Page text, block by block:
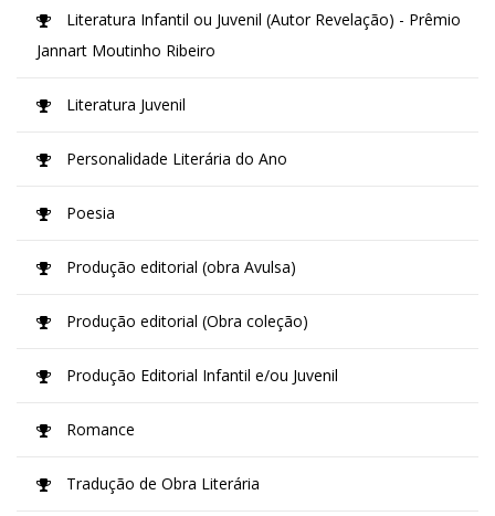
Literatura Infantil ou Juvenil (Autor Revelação) - Prêmio
Jannart Moutinho Ribeiro
Literatura Juvenil
Personalidade Literária do Ano
Poesia
Produção editorial (obra Avulsa)
Produção editorial (Obra coleção)
Produção Editorial Infantil e/ou Juvenil
Romance
Tradução de Obra Literária